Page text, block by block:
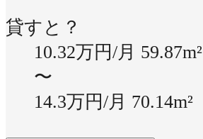
貸すと？
10.32万円/月 59.87m²
〜
14.3万円/月 70.14m²